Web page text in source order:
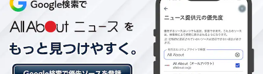
楽天トラベルでクーポン祭を見る